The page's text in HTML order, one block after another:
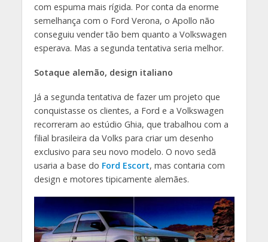
com espuma mais rígida. Por conta da enorme
semelhança com o Ford Verona, o Apollo não
conseguiu vender tão bem quanto a Volkswagen
esperava. Mas a segunda tentativa seria melhor.
Sotaque alemão, design italiano
Já a segunda tentativa de fazer um projeto que
conquistasse os clientes, a Ford e a Volkswagen
recorreram ao estúdio Ghia, que trabalhou com a
filial brasileira da Volks para criar um desenho
exclusivo para seu novo modelo. O novo sedã
usaria a base do Ford Escort, mas contaria com
design e motores tipicamente alemães.